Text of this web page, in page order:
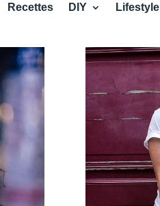
Recettes DIY Lifestyle